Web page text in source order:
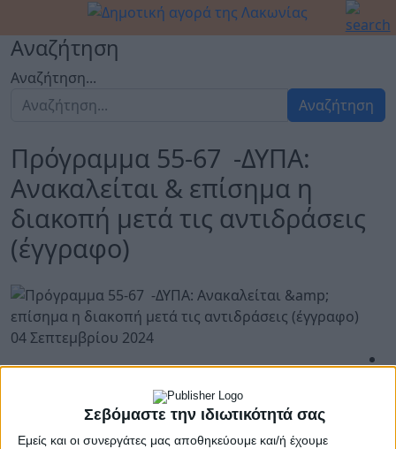
Σεβόμαστε την ιδιωτικότητά σας
Εμείς και οι συνεργάτες μας αποθηκεύουμε και/ή έχουμε
Αναζήτηση
Αναζήτηση...
Αναζήτηση
Πρόγραμμα 55-67 -ΔΥΠΑ:
Ανακαλείται & επίσημα η
διακοπή μετά τις αντιδράσεις
(έγγραφο)
04 Σεπτεμβρίου 2024
Πρόγραμμα 55-67 -ΔΥΠΑ: Ανακαλείται & επίσημα η
διακοπή μετά τις αντιδράσεις (έγγραφο)